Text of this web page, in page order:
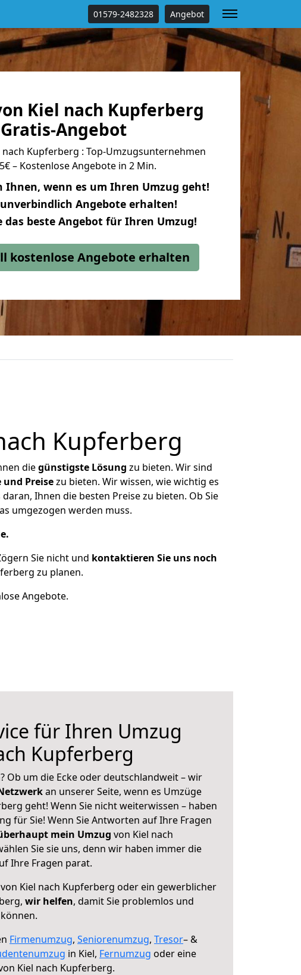
01579-2482328 Angebot
Kiel nach Kupferberg
Angebot
nach Kupferberg : Top-Umzugsunternehmen
– Kostenlose Angebote in 2 Min.
Ihnen, wenn es um Ihren Umzug geht!
Angebote erhalten!
das beste Angebot für Ihren Umzug!
kostenlose Angebote erhalten
Kupferberg
diegünstigste Lösung zu bieten. Wir sind
Preisezu bieten. Wir wissen, wie wichtig es
Ihnen die besten Preise zu bieten. Ob Sie
umgezogen werden muss.
Sie nicht und kontaktieren Sie uns noch
zu planen.
Angebote.
für Ihren Umzug
Kupferberg
Ob um die Ecke oder deutschlandweit – wir
an unserer Seite, wenn es Umzüge
geht! Wenn Sie nicht weiterwissen – haben
für Sie! Wenn Sie Antworten auf Ihre Fragen
mein Umzug von Kiel nach
Sie sie uns, denn wir haben immer die
Ihre Fragen parat.
von Kiel nach Kupferberg oder ein gewerblicher
wir helfen, damit Sie problemlos und
Firmenumzug, Seniorenumzug, Tresor– &
in Kiel, Fernumzug oder eine
Kiel nach Kupferberg.